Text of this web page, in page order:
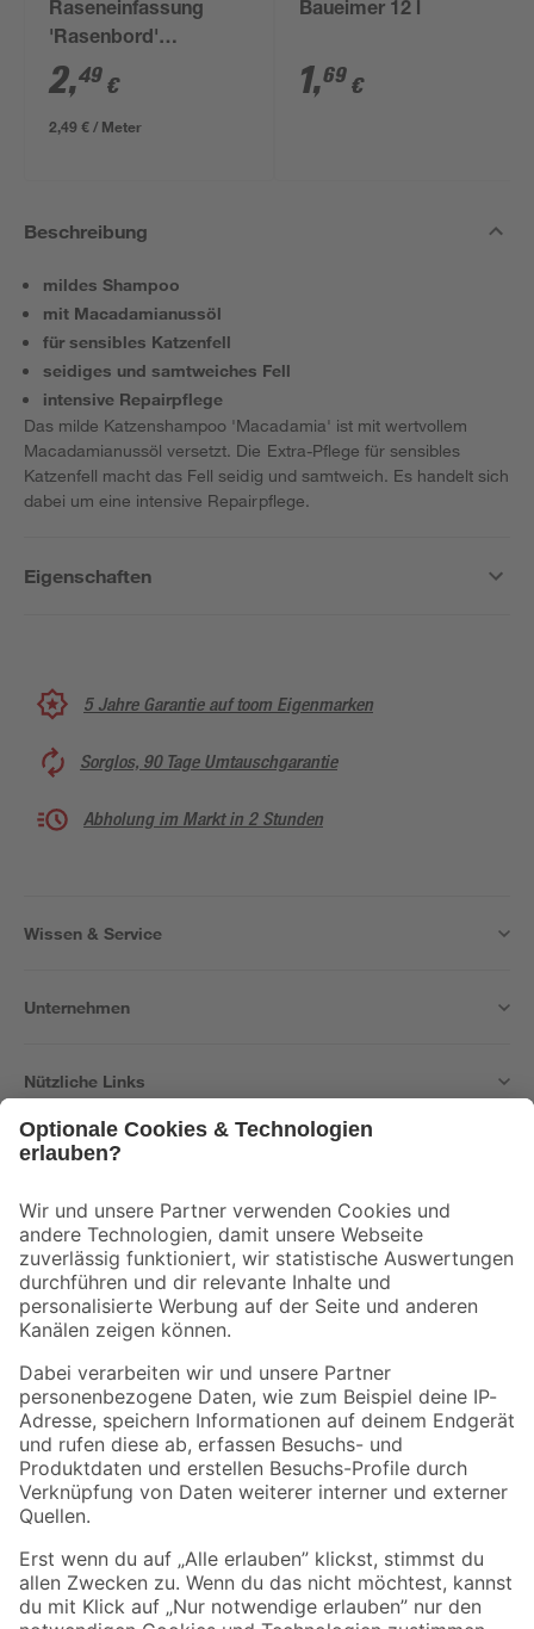
Raseneinfassung
'Rasenbord'
beidseitig abgerundet
5 x 25 x 100 cm grau
2,49 €
2,49 € / Meter
Baueimer 12 l
1,69 €
Beschreibung
mildes Shampoo
mit Macadamianussöl
für sensibles Katzenfell
seidiges und samtweiches Fell
intensive Repairpflege
Das milde Katzenshampoo 'Macadamia' ist mit wertvollem
Macadamianussöl versetzt. Die Extra-Pflege für sensibles
Katzenfell macht das Fell seidig und samtweich. Es handelt sich
dabei um eine intensive Repairpflege.
Eigenschaften
5 Jahre Garantie auf toom Eigenmarken
Sorglos, 90 Tage Umtauschgarantie
Abholung im Markt in 2 Stunden
Wissen & Service
Unternehmen
Nützliche Links
Der toom Newsletter: Keine Angebote und Aktionen mehr verpassen!
Zur Newsletter Anmeldung
Folge uns
Zahlungsarten Versandarten
Sicher einkaufen
Jetzt die toom-App herunterladen